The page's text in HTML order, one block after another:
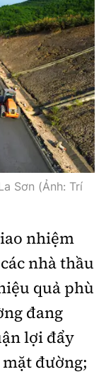
1/4/2025.
Giảng Võ,
Sơn (Ảnh: Trí
nhiệm
nhà thầu
quả phù
đang
lợi đẩy
đường;